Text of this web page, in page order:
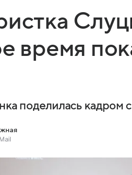
время
поделилась кадром